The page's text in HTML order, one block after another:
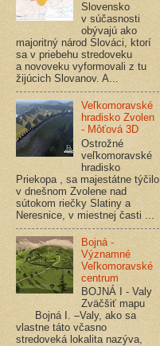
Slovensko
v súčasnosti
obývajú ako
majoritný národ Slováci, ktorí
sa v priebehu stredoveku
a novoveku vyformovali z tu
žijúcich Slovanov. A...
Veľkomoravské
hradisko Zvolen
- Môťová 3D
Ostrožné
veľkomoravské
hradisko
Priekopa , sa majestátne týčilo
v dnešnom Zvolene nad
sútokom riečky Slatiny a
Neresnice, v miestnej časti ...
Bojná -
Významné
Veľkomoravské
centrum
BOJNÁ I - Valy
Zväčšiť mapu
Bojná I. –Valy, ako sa
vlastne táto včasno
stredoveká lokalita nazýva,